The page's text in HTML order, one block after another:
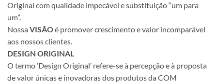
Original com qualidade impecável e substituição “um para
um”.
Nossa VISÃOé promover crescimento e valor incomparável
aos nossos clientes.
DESIGN ORIGINAL
O termo ‘Design Original’ refere-se à percepção e à proposta
de valor únicas e inovadoras dos produtos da COM